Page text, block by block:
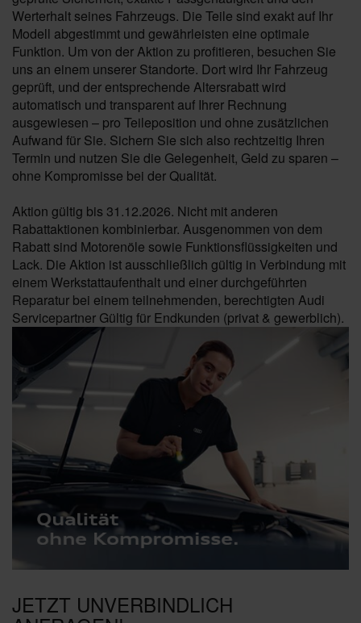
Werterhalt seines Fahrzeugs. Die Teile sind exakt auf Ihr
Modell abgestimmt und gewährleisten eine optimale
Funktion. Um von der Aktion zu profitieren, besuchen Sie
uns an einem unserer Standorte. Dort wird Ihr Fahrzeug
geprüft, und der entsprechende Altersrabatt wird
automatisch und transparent auf Ihrer Rechnung
ausgewiesen – pro Teileposition und ohne zusätzlichen
Aufwand für Sie. Sichern Sie sich also rechtzeitig Ihren
Termin und nutzen Sie die Gelegenheit, Geld zu sparen –
ohne Kompromisse bei der Qualität.
Aktion gültig bis 31.12.2026. Nicht mit anderen
Rabattaktionen kombinierbar. Ausgenommen von dem
Rabatt sind Motorenöle sowie Funktionsflüssigkeiten und
Lack. Die Aktion ist ausschließlich gültig in Verbindung mit
einem Werkstattaufenthalt und einer durchgeführten
Reparatur bei einem teilnehmenden, berechtigten Audi
Servicepartner Gültig für Endkunden (privat & gewerblich).
JETZT UNVERBINDLICH